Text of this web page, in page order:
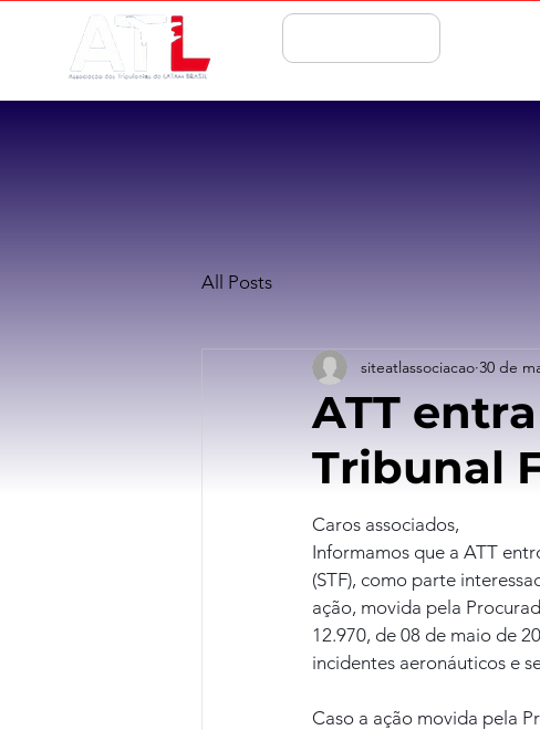
All Posts
ATT
Tribunal
siteatlassociacao 30 de
Caros associados,
Informamos que a ATT
(STF), como parte
ação, movida pela
12.970, de 08 de maio de
incidentes aeronáuticos e
Caso a ação movida pela